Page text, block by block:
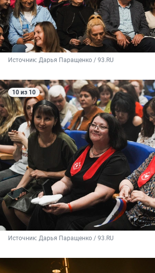
Источник: Дарья Паращенко / 93.RU
10 из 10
Источник: Дарья Паращенко / 93.RU